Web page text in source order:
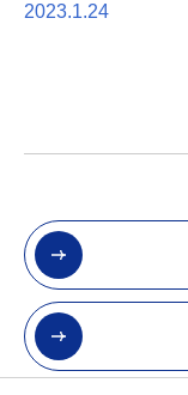
2023.1.24